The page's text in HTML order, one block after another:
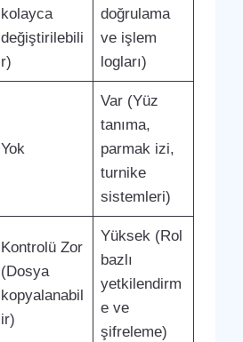
kolayca
değiştirilebili
r)
doğrulama
ve işlem
logları)
Yok
Var (Yüz
tanıma,
parmak izi,
turnike
sistemleri)
Kontrolü Zor
(Dosya
kopyalanabil
ir)
Yüksek (Rol
bazlı
yetkilendirm
e ve
şifreleme)